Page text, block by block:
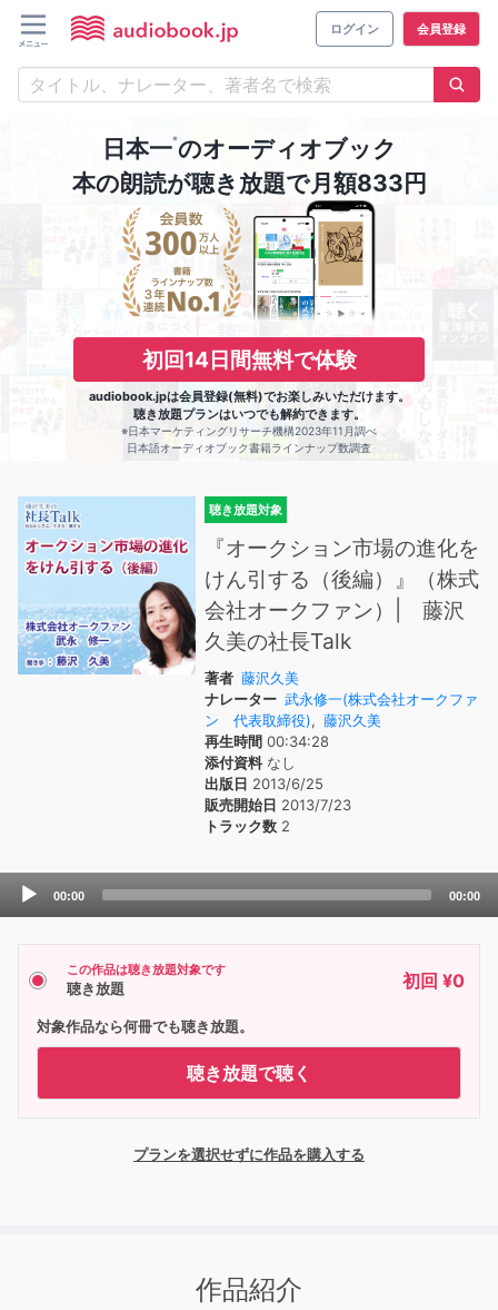
ログイン 会員登録
日本一※のオーディオブック
本の朗読が聴き放題で月額833円
初回14日間無料で体験
audiobook.jpは会員登録(無料)でお楽しみいただけます。
聴き放題プランはいつでも解約できます。
※日本マーケティングリサーチ機構2023年11月調べ
日本語オーディオブック書籍ラインナップ数調査
聴き放題対象
『オークション市場の進化を
けん引する（後編）』（株式
会社オークファン）| 藤沢
久美の社長Talk
著者 藤沢久美
ナレーター 武永修一(株式会社オークファ
ン 代表取締役), 藤沢久美
再生時間 00:34:28
添付資料なし
出版日 2013/6/25
販売開始日 2013/7/23
トラック数 2
Audio
00:00 00:00
この作品は聴き放題対象です
聴き放題 初回 ¥0
対象作品なら何冊でも聴き放題。
聴き放題で聴く
プランを選択せずに作品を購入する
作品紹介